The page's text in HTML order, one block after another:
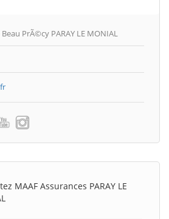
PrÃ©cy PARAY LE MONIAL
MAAF Assurances PARAY LE